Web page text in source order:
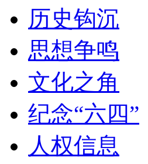
历史钩沉
思想争鸣
文化之角
纪念“六四”
人权信息